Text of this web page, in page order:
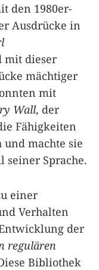
den 1980er-
Ausdrücke in
mit dieser
mächtiger
mit
Wall, der
Fähigkeiten
machte sie
seiner Sprache.
einer
Verhalten
der
regulären
Bibliothek